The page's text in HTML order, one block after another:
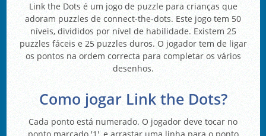
Link the Dots é um jogo de puzzle para crianças que
adoram puzzles de connect-the-dots. Este jogo tem 50
níveis, divididos por nível de habilidade. Existem 25
puzzles fáceis e 25 puzzles duros. O jogador tem de ligar
os pontos na ordem correcta para completar os vários
desenhos.
Como jogar Link the Dots?
Cada ponto está numerado. O jogador deve tocar no